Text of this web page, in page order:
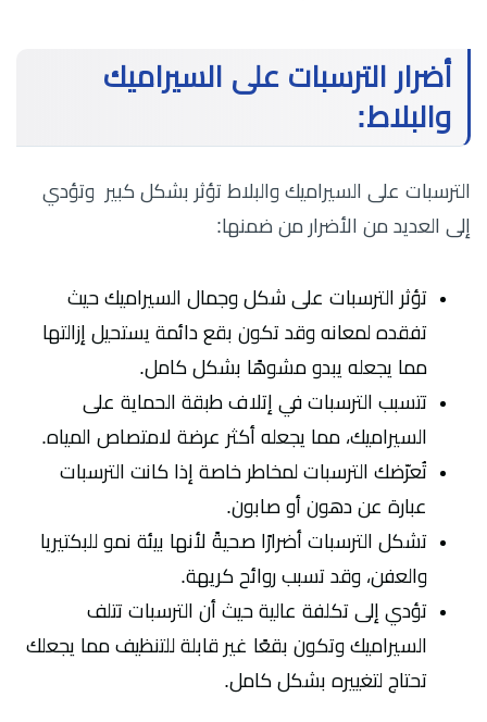
أضرار الترسبات على السيراميك
والبلاط:
الترسبات على السيراميك والبلاط تؤثر بشكل كبير وتؤدي
إلى العديد من الأضرار من ضمنها:
تؤثر الترسبات على شكل وجمال السيراميك حيث
تفقده لمعانه وقد تكون بقع دائمة يستحيل إزالتها
مما يجعله يبدو مشوهًا بشكل كامل.
تتسبب الترسبات في إتلاف طبقة الحماية على
السيراميك، مما يجعله أكثر عرضة لامتصاص المياه.
تُعرّضك الترسبات لمخاطر خاصة إذا كانت الترسبات
عبارة عن دهون أو صابون.
تشكل الترسبات أضرارًا صحيةً لأنها بيئة نمو للبكتيريا
والعفن، وقد تسبب روائح كريهة.
تؤدي إلى تكلفة عالية حيث أن الترسبات تتلف
السيراميك وتكون بقعًا غير قابلة للتنظيف مما يجعلك
تحتاج لتغييره بشكل كامل.